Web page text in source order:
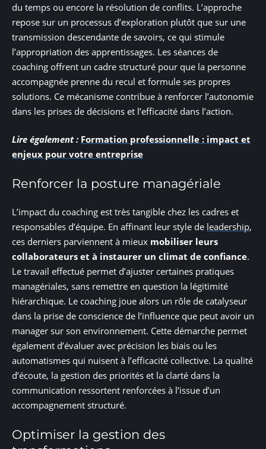
du temps ou encore la résolution de conflits. L’approche
repose sur un processus d’exploration plutôt que sur une
transmission descendante de savoirs, ce qui stimule
l’appropriation des apprentissages. Les séances de
coaching offrent un cadre structuré pour que la personne
accompagnée prenne du recul et formule ses propres
solutions. Ce mécanisme contribue à renforcer l’autonomie
dans les prises de décisions et l’efficacité dans l’action.
Lire également : Formation professionnelle : impact et
enjeux pour votre entreprise
Renforcer la posture managériale
L’impact du coaching est très tangible chez les cadres et
responsables d’équipe. En affinant leur style de leadership,
ces derniers parviennent à mieux mobiliser leurs
collaborateurs et à instaurer un climat de confiance.
Le travail effectué permet d’ajuster certaines pratiques
managériales, sans remettre en question la légitimité
hiérarchique. Le coaching joue alors un rôle de catalyseur
dans la prise de conscience de l’influence que peut avoir un
manager sur son environnement. Cette démarche permet
également d’évaluer avec précision les biais ou les
automatismes qui nuisent à l’efficacité collective. La qualité
d’écoute, la gestion des priorités et la clarté dans la
communication ressortent renforcées à l’issue d’un
accompagnement structuré.
Optimiser la gestion des